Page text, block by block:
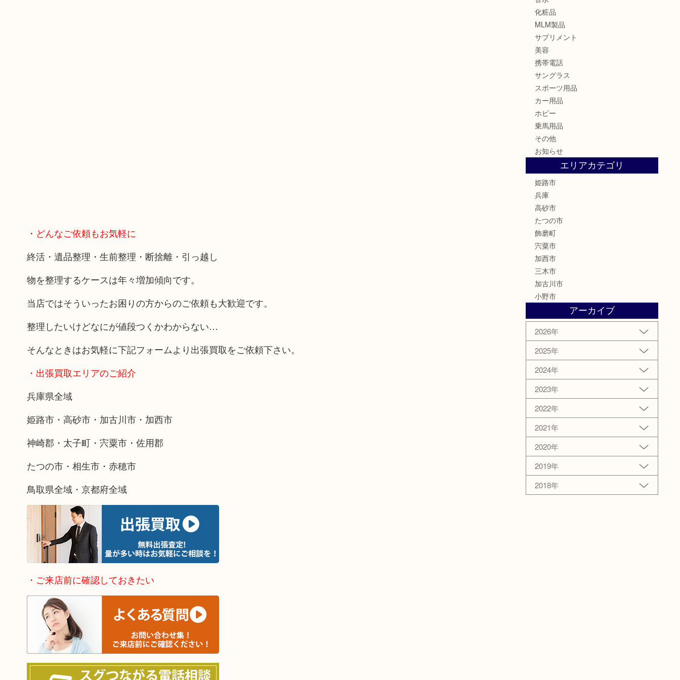
・どんなご依頼もお気軽に
終活・遺品整理・生前整理・断捨離・引っ越し
物を整理するケースは年々増加傾向です。
当店ではそういったお困りの方からのご依頼も大歓迎です。
整理したいけどなにが値段つくかわからない…
そんなときはお気軽に下記フォームより出張買取をご依頼下さい。
・出張買取エリアのご紹介
兵庫県全域
姫路市・高砂市・加古川市・加西市
神崎郡・太子町・宍粟市・佐用郡
たつの市・相生市・赤穂市
鳥取県全域・京都府全域
・ご来店前に確認しておきたい
化粧品
MLM製品
サプリメント
美容
携帯電話
サングラス
スポーツ用品
カー用品
ホビー
乗馬用品
その他
お知らせ
エリアカテゴリ
姫路市
兵庫
高砂市
たつの市
飾磨町
宍粟市
加西市
三木市
加古川市
小野市
アーカイブ
2026年
2025年
2024年
2023年
2022年
2021年
2020年
2019年
2018年